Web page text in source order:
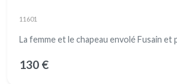
11601
La femme et le chapeau envolé Fusain et
130 €